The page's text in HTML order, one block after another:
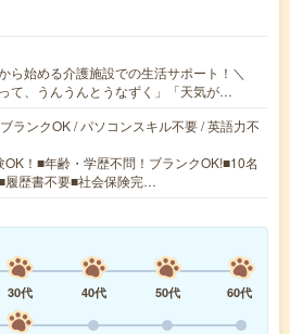
ら始める介護施設での生活サポート！＼
て、うんうんとうなずく」「天気が…
ランクOK / パソコンスキル不要 / 英語力不
！■年齢・学歴不問！ブランクOK!■10名
履歴書不要■社会保険完…
30代 40代 50代
60代